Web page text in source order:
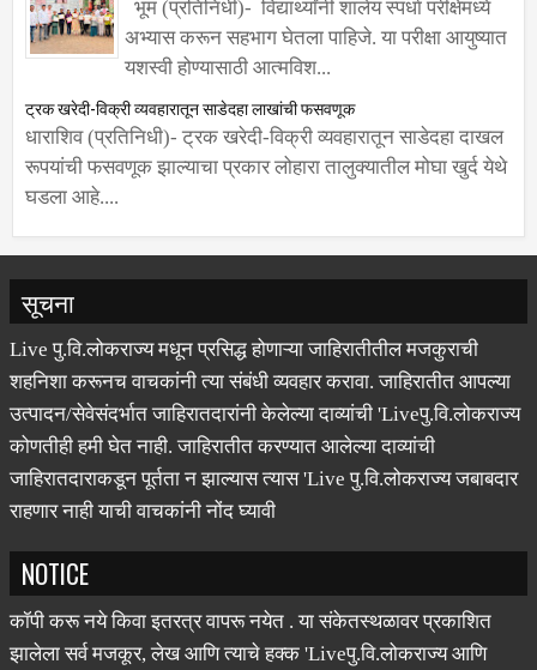
भूम (प्रतिनिधी)- विद्यार्थ्यांनी शालेय स्पर्धा परीक्षेमध्ये
अभ्यास करून सहभाग घेतला पाहिजे. या परीक्षा आयुष्यात
यशस्वी होण्यासाठी आत्मविश...
ट्रक खरेदी-विक्री व्यवहारातून साडेदहा लाखांची फसवणूक
धाराशिव (प्रतिनिधी)- ट्रक खरेदी-विक्री व्यवहारातून साडेदहा दाखल
रूपयांची फसवणूक झाल्याचा प्रकार लोहारा तालुक्यातील मोघा खुर्द येथे
घडला आहे....
सूचना
Live पु.वि.लोकराज्य मधून प्रसिद्ध होणाऱ्या जाहिरातीतील मजकुराची
शहनिशा करूनच वाचकांनी त्या संबंधी व्यवहार करावा. जाहिरातीत आपल्या
उत्पादन/सेवेसंदर्भात जाहिरातदारांनी केलेल्या दाव्यांची 'Liveपु.वि.लोकराज्य
कोणतीही हमी घेत नाही. जाहिरातीत करण्यात आलेल्या दाव्यांची
जाहिरातदाराकडून पूर्तता न झाल्यास त्यास 'Live पु.वि.लोकराज्य जबाबदार
राहणार नाही याची वाचकांनी नोंद घ्यावी
NOTICE
कॉपी करू नये किवा इतरत्र वापरू नयेत . या संकेतस्थळावर प्रकाशित
झालेला सर्व मजकूर, लेख आणि त्याचे हक्क 'Liveपु.वि.लोकराज्य आणि